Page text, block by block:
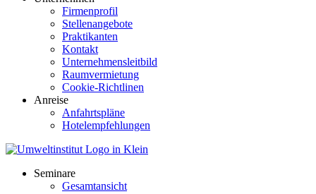
Firmenprofil
Stellenangebote
Praktikanten
Kontakt
Unternehmensleitbild
Raumvermietung
Cookie-Richtlinen
Anreise
Anfahrtspläne
Hotelempfehlungen
Seminare
Gesamtansicht